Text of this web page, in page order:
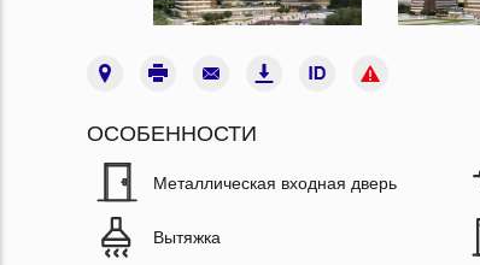
ОСОБЕННОСТИ
Металлическая входная дверь
Вытяжка